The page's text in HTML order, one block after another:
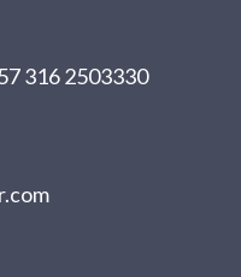
316 2503330